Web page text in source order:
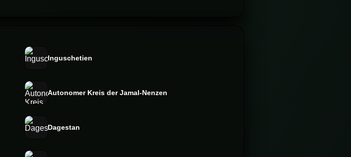
Inguschetien
Autonomer Kreis der Jamal-Nenzen
Dagestan